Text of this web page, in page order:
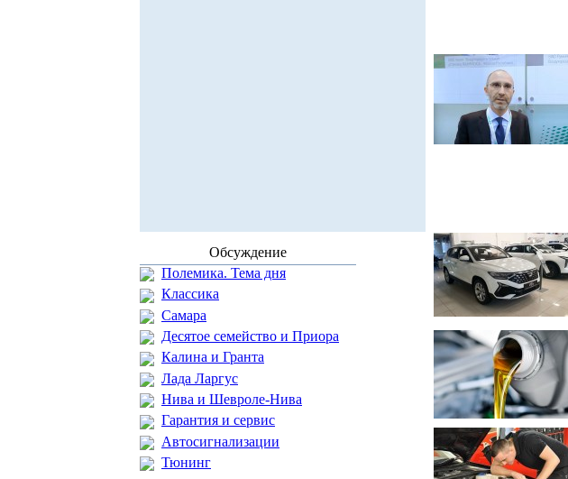
Обсуждение
Полемика. Тема дня
Классика
Самара
Десятое семейство и Приора
Калина и Гранта
Лада Ларгус
Нива и Шевроле-Нива
Гарантия и сервис
Автосигнализации
Тюнинг